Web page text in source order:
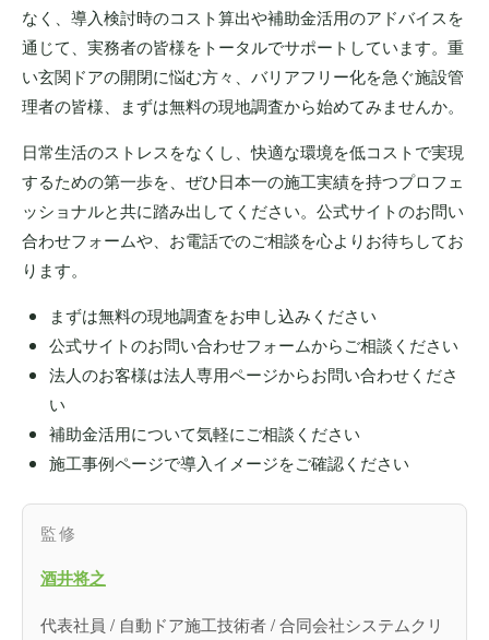
なく、導入検討時のコスト算出や補助金活用のアドバイスを
通じて、実務者の皆様をトータルでサポートしています。重
い玄関ドアの開閉に悩む方々、バリアフリー化を急ぐ施設管
理者の皆様、まずは無料の現地調査から始めてみませんか。
日常生活のストレスをなくし、快適な環境を低コストで実現
するための第一歩を、ぜひ日本一の施工実績を持つプロフェ
ッショナルと共に踏み出してください。公式サイトのお問い
合わせフォームや、お電話でのご相談を心よりお待ちしてお
ります。
まずは無料の現地調査をお申し込みください
公式サイトのお問い合わせフォームからご相談ください
法人のお客様は法人専用ページからお問い合わせくださ
い
補助金活用について気軽にご相談ください
施工事例ページで導入イメージをご確認ください
監修
酒井将之
代表社員 / 自動ドア施工技術者 / 合同会社システムクリ